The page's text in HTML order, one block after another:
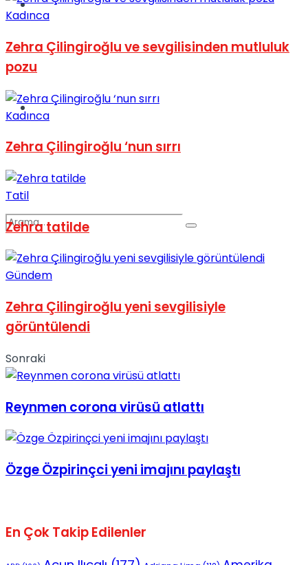
Spor
Podcast
No Result
View All Result
Kadınca
Zehra Çilingiroğlu ve sevgilisinden mutluluk
pozu
Kadınca
Zehra Çilingiroğlu ‘nun sırrı
Tatil
Zehra tatilde
Gündem
Zehra Çilingiroğlu yeni sevgilisiyle
görüntülendi
Sonraki
Reynmen corona virüsü atlattı
Özge Özpirinçci yeni imajını paylaştı
En Çok Takip Edilenler